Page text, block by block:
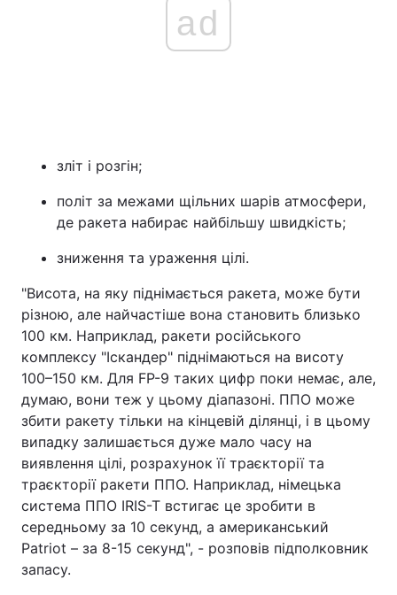
ad
зліт і розгін;
політ за межами щільних шарів атмосфери,
де ракета набирає найбільшу швидкість;
зниження та ураження цілі.
"Висота, на яку піднімається ракета, може бути
різною, але найчастіше вона становить близько
100 км. Наприклад, ракети російського
комплексу "Іскандер" піднімаються на висоту
100–150 км. Для FP-9 таких цифр поки немає, але,
думаю, вони теж у цьому діапазоні. ППО може
збити ракету тільки на кінцевій ділянці, і в цьому
випадку залишається дуже мало часу на
виявлення цілі, розрахунок її траєкторії та
траєкторії ракети ППО. Наприклад, німецька
система ППО IRIS-T встигає це зробити в
середньому за 10 секунд, а американський
Patriot – за 8-15 секунд", - розповів підполковник
запасу.